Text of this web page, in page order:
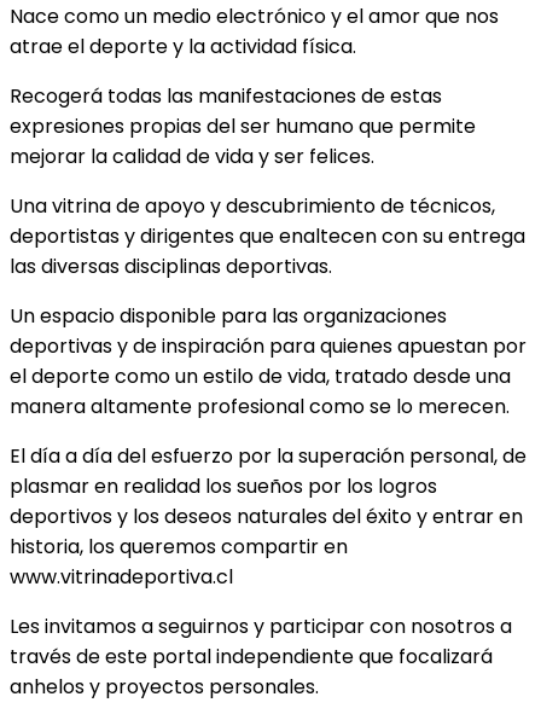
Nace como un medio electrónico y el amor que nos
atrae el deporte y la actividad física.
Recogerá todas las manifestaciones de estas
expresiones propias del ser humano que permite
mejorar la calidad de vida y ser felices.
Una vitrina de apoyo y descubrimiento de técnicos,
deportistas y dirigentes que enaltecen con su entrega
las diversas disciplinas deportivas.
Un espacio disponible para las organizaciones
deportivas y de inspiración para quienes apuestan por
el deporte como un estilo de vida, tratado desde una
manera altamente profesional como se lo merecen.
El día a día del esfuerzo por la superación personal, de
plasmar en realidad los sueños por los logros
deportivos y los deseos naturales del éxito y entrar en
historia, los queremos compartir en
www.vitrinadeportiva.cl
Les invitamos a seguirnos y participar con nosotros a
través de este portal independiente que focalizará
anhelos y proyectos personales.